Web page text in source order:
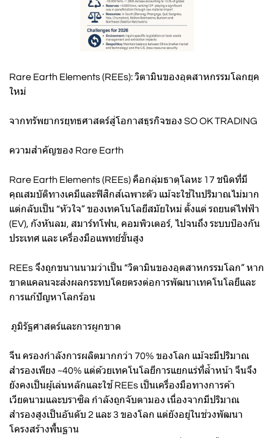
Rare Earth Elements (REEs): วิตามินของอุตสาหกรรมโลกยุค
ใหม่
จากทรัพยากรยุทธศาสตร์สู่โอกาสธุรกิจของ SO OK TRADING
ความสำคัญของ Rare Earth
Rare Earth Elements (REEs) คือกลุ่มธาตุโลหะ 17 ชนิดที่มี
คุณสมบัติทางเคมีและฟิสิกส์เฉพาะตัว แม้จะใช้ในปริมาณไม่มาก
แต่กลับเป็น “หัวใจ” ของเทคโนโลยีสมัยใหม่ ตั้งแต่ รถยนต์ไฟฟ้า
(EV), กังหันลม, สมาร์ทโฟน, คอมพิวเตอร์, ไปจนถึง ระบบป้องกัน
ประเทศ และ เครื่องมือแพทย์ขั้นสูง
REEs จึงถูกขนานนามว่าเป็น “วิตามินของอุตสาหกรรมโลก” หาก
ขาดแคลนจะส่งผลกระทบโดยตรงต่อการพัฒนาเทคโนโลยีและ
การแก้ปัญหาโลกร้อน
ภูมิรัฐศาสตร์และการผูกขาด
จีน ครองกำลังการผลิตมากกว่า 70% ของโลก แม้จะมีปริมาณ
สำรองเพียง ~40% แต่ด้วยเทคโนโลยีการแยกแร่ที่ล้ำหน้า จีนจึง
ยังคงเป็นผู้เล่นหลักและใช้ REEs เป็นเครื่องมือทางการค้า
เวียดนามและบราซิล กำลังถูกจับตามอง เนื่องจากมีปริมาณ
สำรองสูงเป็นอันดับ 2 และ 3 ของโลก แต่ยังอยู่ในช่วงพัฒนา
โครงสร้างพื้นฐาน